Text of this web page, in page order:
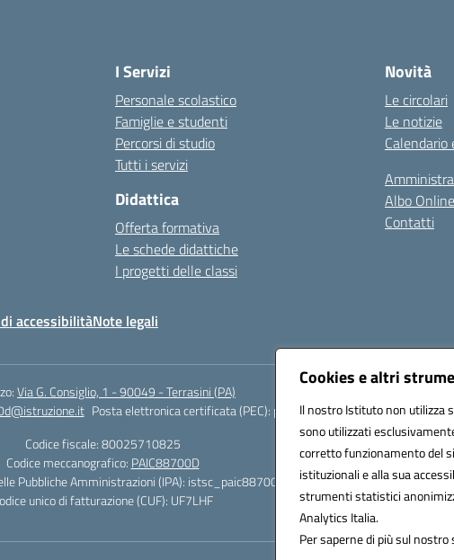
Cookies e altri
Il nostro Istituto non utilizza
sono utilizzati
corretto funzionamento del
istituzionali e alla sua
strumenti statistici
Analytics Italia.
Per saperne di più sul
I Servizi
Personale scolastico
Famiglie e studenti
Percorsi di studio
Tutti i servizi
Didattica
Offerta formativa
Le schede didattiche
I progetti delle classi
Novità
Le circolari
Le notizie
Calendario
Albo Online
Contatti
accessibilitàNote legali
Via G. Consiglio, 1 - 90049 - Terrasini (PA)
Posta elettronica certificata (PEC): paic88700d@pec.istruzione.it
Codice fiscale: 80025710825
Codice meccanografico: PAIC88700D
Pubbliche Amministrazioni (IPA): istsc_paic88700d
unico di fatturazione (CUF): UF7LHF